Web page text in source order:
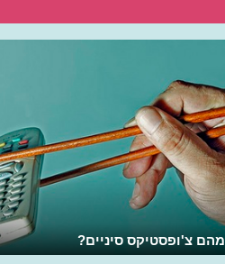
מהם צ'ופסטיקס סיניים?